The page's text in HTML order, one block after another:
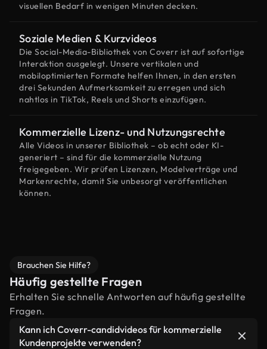
visuellen Bedarf in wenigen Minuten decken.
Soziale Medien & Kurzvideos
Die Social-Media-Bibliothek von Coverr ist auf sofortige
Interaktion ausgelegt. Unsere vertikalen und
mobiloptimierten Formate helfen Ihnen, in den ersten
drei Sekunden Aufmerksamkeit zu erregen und sich
nahtlos in TikTok, Reels und Shorts einzufügen.
Kommerzielle Lizenz- und Nutzungsrechte
Alle Videos in unserer Bibliothek – ob echt oder KI-
generiert – sind für die kommerzielle Nutzung
freigegeben. Wir prüfen Lizenzen, Modelverträge und
Markenrechte, damit Sie unbesorgt veröffentlichen
können.
Brauchen Sie Hilfe?
Häufig gestellte Fragen
Erhalten Sie schnelle Antworten auf häufig gestellte
Fragen.
Kann ich Coverr-candidvideos für kommerzielle
Kundenprojekte verwenden?